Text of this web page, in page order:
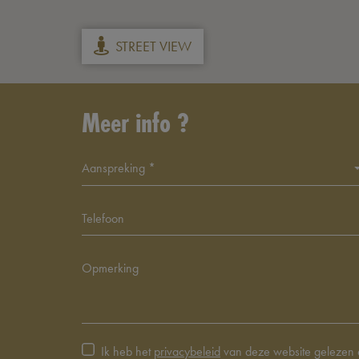
STREET VIEW
Meer info ?
Aanspreking *
Ik heb hetprivacybeleidvan deze website